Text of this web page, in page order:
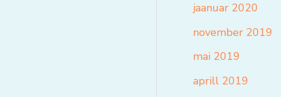
jaanuar 2020
november 2019
mai 2019
aprill 2019